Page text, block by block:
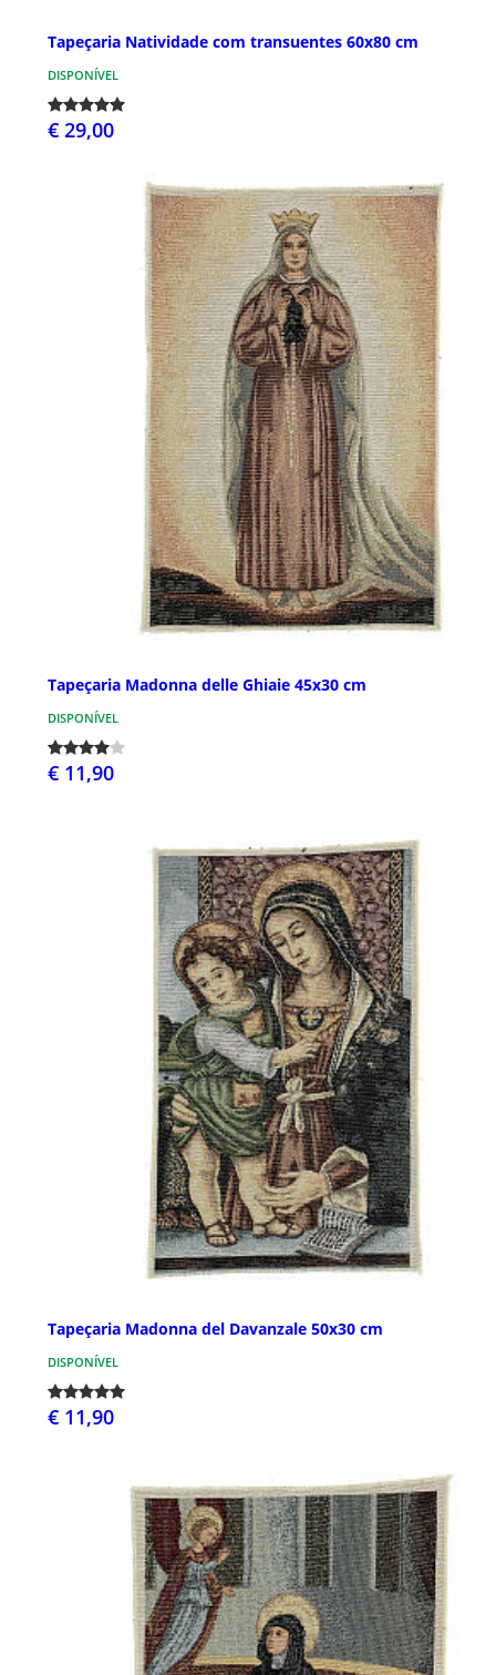
Tapeçaria Natividade com transuentes 60x80 cm
DISPONÍVEL
€ 29,00
Tapeçaria Madonna delle Ghiaie 45x30 cm
DISPONÍVEL
€ 11,90
Tapeçaria Madonna del Davanzale 50x30 cm
DISPONÍVEL
€ 11,90